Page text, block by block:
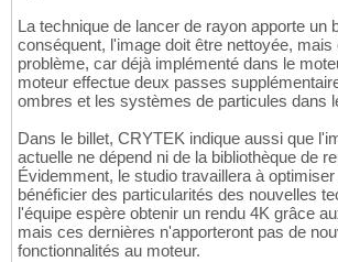
La technique de lancer de rayon apporte un
conséquent, l'image doit être nettoyée,
problème, car déjà implémenté dans le
moteur effectue deux passes
ombres et les systèmes de particules dans
Dans le billet, CRYTEK indique aussi que
actuelle ne dépend ni de la bibliothèque de
Évidemment, le studio travaillera à
bénéficier des particularités des nouvelles
l'équipe espère obtenir un rendu 4K grâce
mais ces dernières n'apporteront pas de
fonctionnalités au moteur.